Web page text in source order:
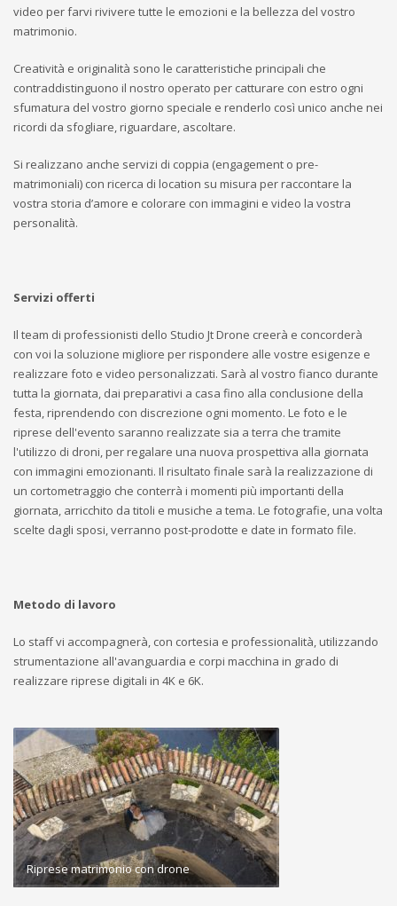
video per farvi rivivere tutte le emozioni e la bellezza del vostro
matrimonio.
Creatività e originalità sono le caratteristiche principali che
contraddistinguono il nostro operato per catturare con estro ogni
sfumatura del vostro giorno speciale e renderlo così unico anche nei
ricordi da sfogliare, riguardare, ascoltare.
Si realizzano anche servizi di coppia (engagement o pre-
matrimoniali) con ricerca di location su misura per raccontare la
vostra storia d’amore e colorare con immagini e video la vostra
personalità.
Servizi offerti
Il team di professionisti dello Studio Jt Drone creerà e concorderà
con voi la soluzione migliore per rispondere alle vostre esigenze e
realizzare foto e video personalizzati. Sarà al vostro fianco durante
tutta la giornata, dai preparativi a casa fino alla conclusione della
festa, riprendendo con discrezione ogni momento. Le foto e le
riprese dell'evento saranno realizzate sia a terra che tramite
l'utilizzo di droni, per regalare una nuova prospettiva alla giornata
con immagini emozionanti. Il risultato finale sarà la realizzazione di
un cortometraggio che conterrà i momenti più importanti della
giornata, arricchito da titoli e musiche a tema. Le fotografie, una volta
scelte dagli sposi, verranno post-prodotte e date in formato file.
Metodo di lavoro
Lo staff vi accompagnerà, con cortesia e professionalità, utilizzando
strumentazione all'avanguardia e corpi macchina in grado di
realizzare riprese digitali in 4K e 6K.
Riprese matrimonio con drone